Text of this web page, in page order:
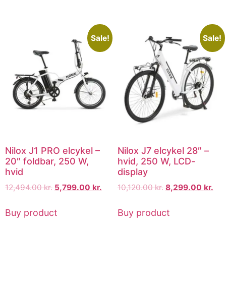
Sale!
Nilox J1 PRO elcykel –
20″ foldbar, 250 W,
hvid
12,494.00kr. 5,799.00 kr.
Buy product
Sale!
Nilox J7 elcykel 28″ –
hvid, 250 W, LCD-
display
10,120.00kr. 8,299.00 kr.
Buy product